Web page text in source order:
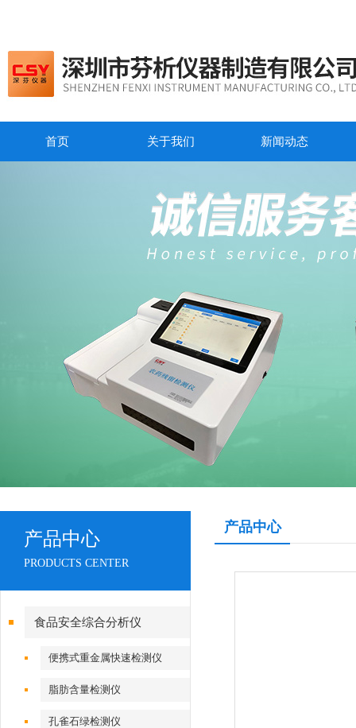
首页 关于我们 新闻动态
产品中心
PRODUCTS CENTER
食品安全综合分析仪
便携式重金属快速检测仪
脂肪含量检测仪
孔雀石绿检测仪
产品中心